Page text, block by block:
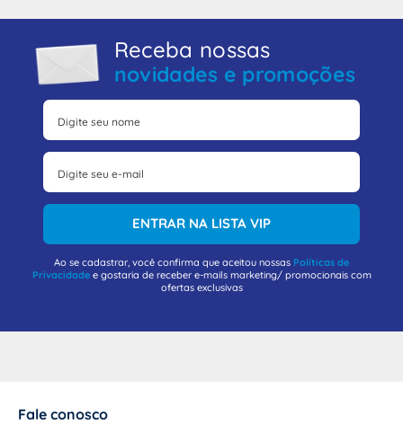
Receba nossas
novidades e promoções
ENTRAR NA LISTA VIP
Ao se cadastrar, você confirma que aceitou nossas Políticas de
Privacidadee gostaria de receber e-mails marketing/ promocionais com
ofertas exclusivas
Fale conosco